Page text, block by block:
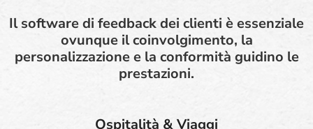
Il software di feedback dei clienti è essenziale
ovunque il coinvolgimento, la
personalizzazione e la conformità guidino le
prestazioni.
Ospitalità & Viaggi